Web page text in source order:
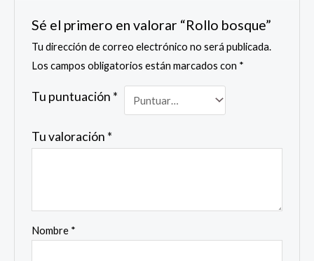
Sé el primero en valorar “Rollo bosque”
Tu dirección de correo electrónico no será publicada.
Los campos obligatorios están marcados con *
Tu puntuación *
Tu valoración *
Nombre *